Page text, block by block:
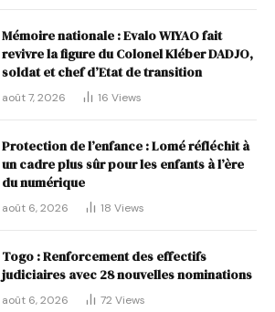
Mémoire nationale : Evalo WIYAO fait
revivre la figure du Colonel Kléber DADJO,
soldat et chef d’Etat de transition
août 7, 2026 16 Views
Protection de l’enfance : Lomé réfléchit à
un cadre plus sûr pour les enfants à l’ère
du numérique
août 6, 2026 18 Views
Togo : Renforcement des effectifs
judiciaires avec 28 nouvelles nominations
août 6, 2026 72 Views